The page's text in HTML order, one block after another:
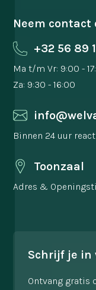
Neem contact
+32 56 89
Ma t/m Vr: 9:00 -
Za: 9:30 - 16:00
Binnen 24 uur
Toonzaal
Adres &
Schrijf je in
Ontvang gratis